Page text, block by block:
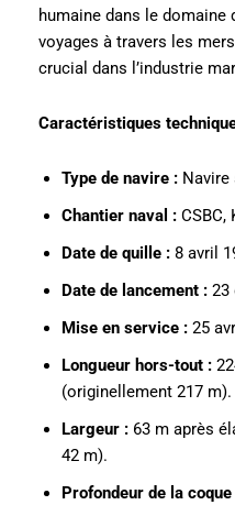
humaine dans le
voyages à travers les
crucial dans l’industrie
Caractéristiques
Type de navire : Navire
Chantier naval : CSBC,
Date de quille : 8 avril
Date de lancement : 23
Mise en service : 25
Longueur hors-tout :
(originellement 217 m).
Largeur : 63 m après
42 m).
Profondeur de la coque